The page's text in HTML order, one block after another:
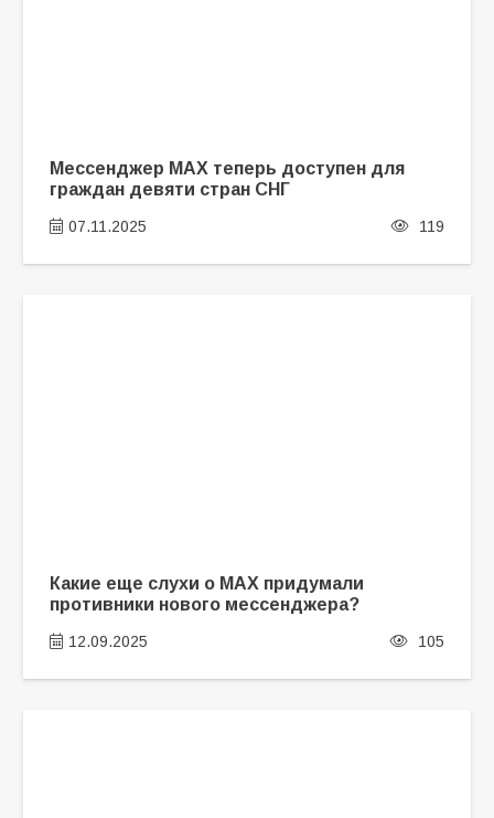
Мессенджер MAX теперь доступен для
граждан девяти стран СНГ
07.11.2025 119
Какие еще слухи о МАХ придумали
противники нового мессенджера?
12.09.2025 105